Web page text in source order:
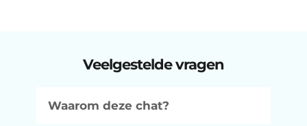
Veelgestelde vragen
Waarom deze chat?